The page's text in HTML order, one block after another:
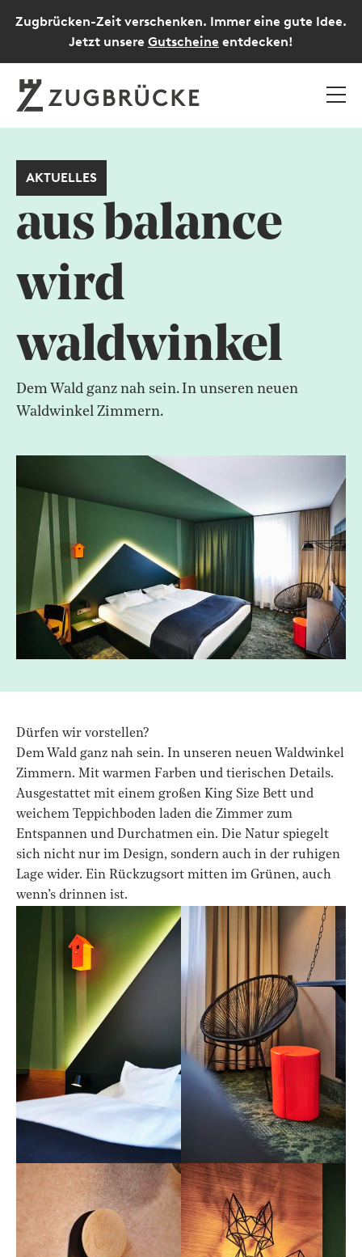
Zugbrücken-Zeit verschenken. Immer eine gute Idee.
Jetzt unsere Gutscheine entdecken!
AKTUELLES
aus balance
wird
waldwinkel
Dem Wald ganz nah sein. In unseren neuen
Waldwinkel Zimmern.
Dürfen wir vorstellen?
Dem Wald ganz nah sein. In unseren neuen Waldwinkel
Zimmern. Mit warmen Farben und tierischen Details.
Ausgestattet mit einem großen King Size Bett und
weichem Teppichboden laden die Zimmer zum
Entspannen und Durchatmen ein. Die Natur spiegelt
sich nicht nur im Design, sondern auch in der ruhigen
Lage wider. Ein Rückzugsort mitten im Grünen, auch
wenn’s drinnen ist.